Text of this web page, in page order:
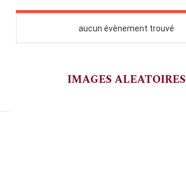
IMAGES ALEATOIRES